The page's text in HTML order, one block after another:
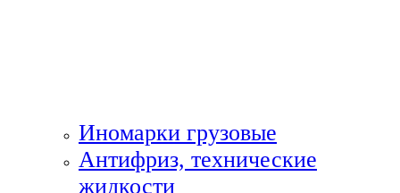
Иномарки грузовые
Антифриз, технические
жидкости